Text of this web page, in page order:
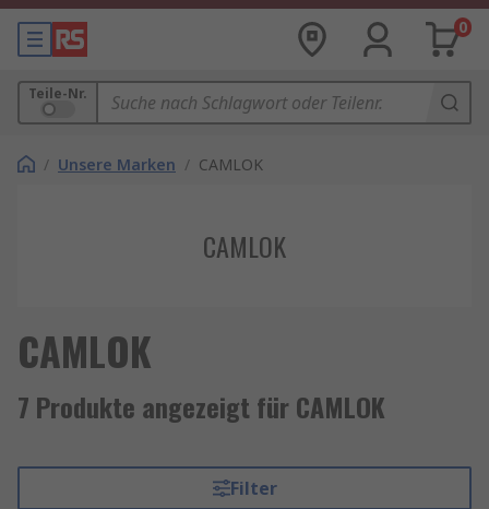
0
Teile-Nr.
/ Unsere Marken / CAMLOK
CAMLOK
CAMLOK
7 Produkte angezeigt für CAMLOK
Filter